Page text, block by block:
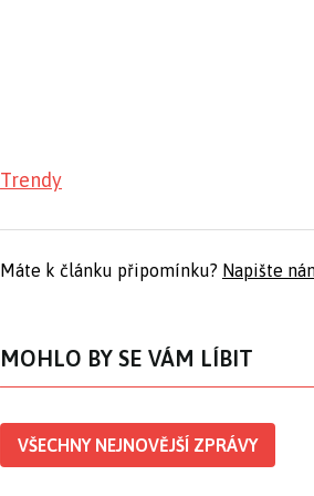
Trendy
Máte k článku připomínku? Napište
MOHLO BY SE VÁM LÍBIT
VŠECHNY NEJNOVĚJŠÍ ZPRÁVY